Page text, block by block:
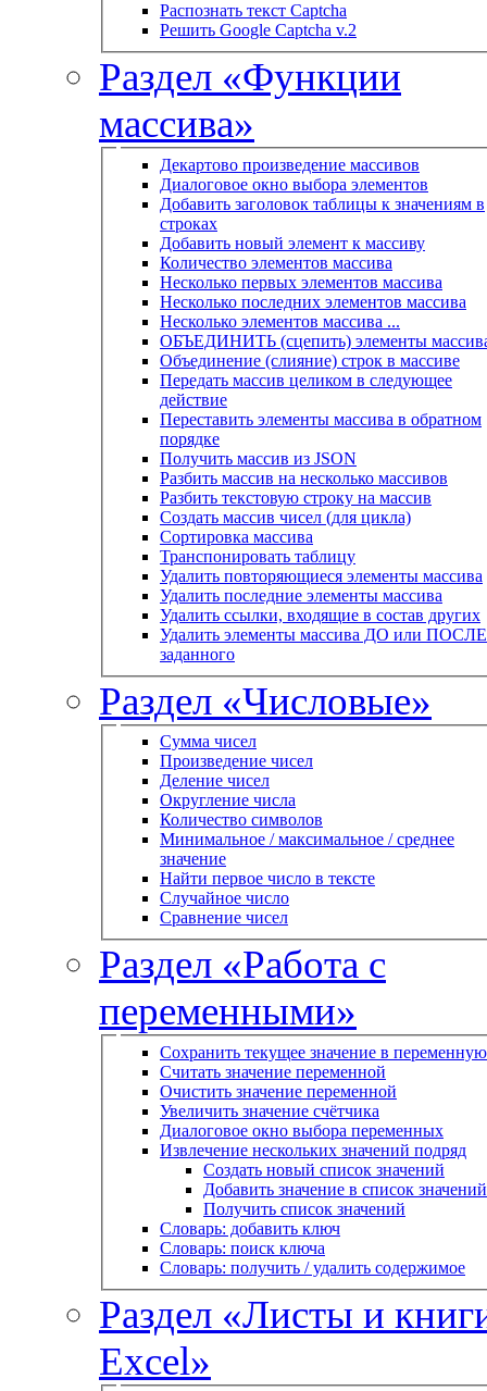
Распознать текст Captcha
Решить Google Captcha v.2
Раздел «Функции
массива»
Декартово произведение массивов
Диалоговое окно выбора элементов
Добавить заголовок таблицы к значениям в
строках
Добавить новый элемент к массиву
Количество элементов массива
Несколько первых элементов массива
Несколько последних элементов массива
Несколько элементов массива ...
ОБЪЕДИНИТЬ (сцепить) элементы
Объединение (слияние) строк в массиве
Передать массив целиком в следующее
действие
Переставить элементы массива в обратном
порядке
Получить массив из JSON
Разбить массив на несколько массивов
Разбить текстовую строку на массив
Создать массив чисел (для цикла)
Сортировка массива
Транспонировать таблицу
Удалить повторяющиеся элементы массива
Удалить последние элементы массива
Удалить ссылки, входящие в состав других
Удалить элементы массива ДО или ПОСЛЕ
заданного
Раздел «Числовые»
Сумма чисел
Произведение чисел
Деление чисел
Округление числа
Количество символов
Минимальное / максимальное / среднее
значение
Найти первое число в тексте
Случайное число
Сравнение чисел
Раздел «Работа с
переменными»
Сохранить текущее значение в переменную
Считать значение переменной
Очистить значение переменной
Увеличить значение счётчика
Диалоговое окно выбора переменных
Извлечение нескольких значений подряд
Создать новый список значений
Добавить значение в список значений
Получить список значений
Словарь: добавить ключ
Словарь: поиск ключа
Словарь: получить / удалить содержимое
Раздел «Листы и
Excel»